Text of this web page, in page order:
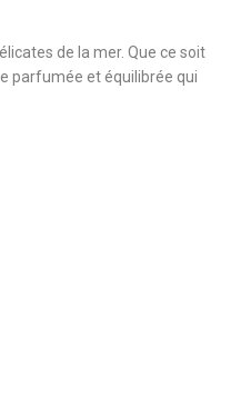
de la mer. Que ce soit
parfumée et équilibrée qui